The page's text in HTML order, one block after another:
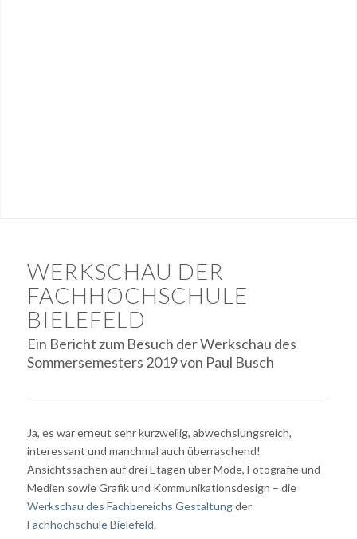
WERKSCHAU DER
FACHHOCHSCHULE
BIELEFELD
Ein Bericht zum Besuch der Werkschau des
Sommersemesters 2019 von Paul Busch
Ja, es war erneut sehr kurzweilig, abwechslungsreich,
interessant und manchmal auch überraschend!
Ansichtssachen auf drei Etagen über Mode, Fotografie und
Medien sowie Grafik und Kommunikationsdesign – die
Werkschau des Fachbereichs Gestaltungder
Fachhochschule Bielefeld.